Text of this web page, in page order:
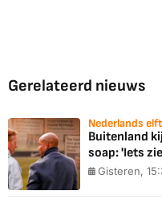
Gerelateerd nieuws
Nederlands
Buitenland
soap: 'Iets
Gisteren,